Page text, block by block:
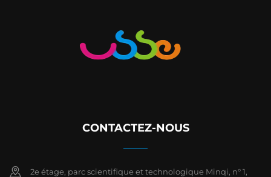
CONTACTEZ-NOUS
2e étage, parc scientifique et technologique Minqi, n° 1,